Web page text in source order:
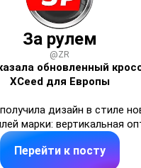
За рулем
@ZR
обновленный
XCeed для Европы
дизайн в стиле
марки: вертикальная
бамперы и
12,3-дюймовыми
Перейти к посту